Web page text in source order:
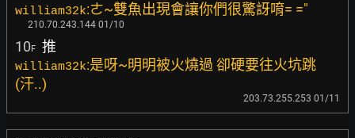
william32k:ㄜ~雙魚出現會讓你們很驚訝唷= ="
210.70.243.144 01/10
10F 推
william32k:是呀~明明被火燒過 卻硬要往火坑跳
(汗..)
203.73.255.253 01/11